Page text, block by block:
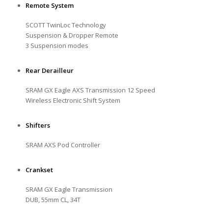
Remote System
SCOTT TwinLoc Technology
Suspension & Dropper Remote
3 Suspension modes
Rear Derailleur
SRAM GX Eagle AXS Transmission 12 Speed
Wireless Electronic Shift System
Shifters
SRAM AXS Pod Controller
Crankset
SRAM GX Eagle Transmission
DUB, 55mm CL, 34T